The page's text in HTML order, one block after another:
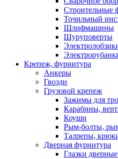
Строительные
Точильный
Шлифмашины
Шуруповерты
Крепеж, фурнитура
Анкеры
Гвозди
Грузовой крепеж
Зажимы для
Карабины,
Коуши
Рым-болты,
Талрепы,
Дверная фурнитура
Глазки дверные